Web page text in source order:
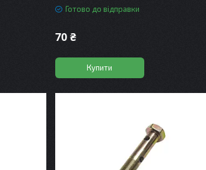
Готово до відправки
70 ₴
Купити